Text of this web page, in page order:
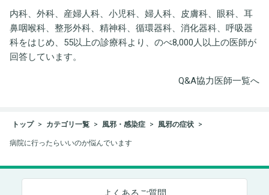
内科、外科、産婦人科、小児科、婦人科、皮膚科、眼科、耳
鼻咽喉科、整形外科、精神科、循環器科、消化器科、呼吸器
科をはじめ、55以上の診療科より、のべ8,000人以上の医師が
回答しています。
Q&A協力医師一覧へ
トップ カテゴリ一覧 風邪・感染症 風邪の症状
病院に行ったらいいのか悩んでいます